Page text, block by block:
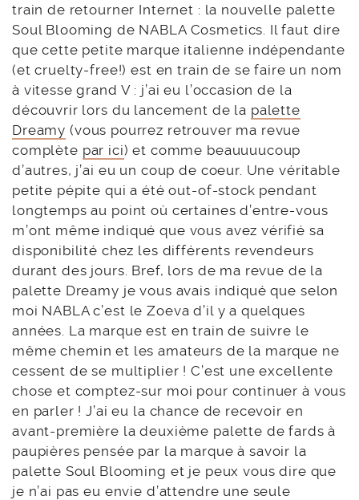
train de retourner Internet : la nouvelle palette
Soul Blooming de NABLA Cosmetics. Il faut dire
que cette petite marque italienne indépendante
(et cruelty-free!) est en train de se faire un nom
à vitesse grand V : j’ai eu l’occasion de la
découvrir lors du lancement de la palette
Dreamy (vous pourrez retrouver ma revue
complète par ici) et comme beauuuucoup
d’autres, j’ai eu un coup de coeur. Une véritable
petite pépite qui a été out-of-stock pendant
longtemps au point où certaines d’entre-vous
m’ont même indiqué que vous avez vérifié sa
disponibilité chez les différents revendeurs
durant des jours. Bref, lors de ma revue de la
palette Dreamy je vous avais indiqué que selon
moi NABLA c’est le Zoeva d’il y a quelques
années. La marque est en train de suivre le
même chemin et les amateurs de la marque ne
cessent de se multiplier ! C’est une excellente
chose et comptez-sur moi pour continuer à vous
en parler ! J’ai eu la chance de recevoir en
avant-première la deuxième palette de fards à
paupières pensée par la marque à savoir la
palette Soul Blooming et je peux vous dire que
je n’ai pas eu envie d’attendre une seule